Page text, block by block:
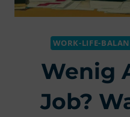
WORK-LIFE-
Wenig
Job?